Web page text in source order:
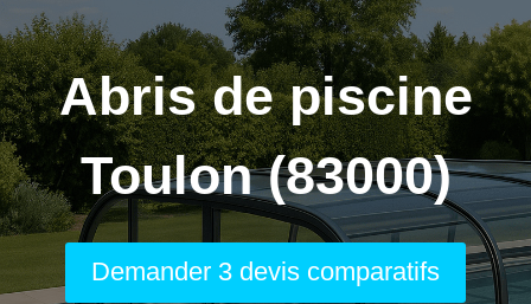
Abris de piscine
Toulon (83000)
Demander 3 devis comparatifs